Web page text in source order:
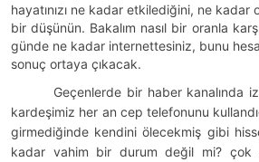
hayatınızı ne kadar etkilediğini, ne kadar
bir düşünün. Bakalım nasıl bir oranla
günde ne kadar internettesiniz, bunu
sonuç ortaya çıkacak.
Geçenlerde bir haber kanalında
kardeşimiz her an cep telefonunu
girmediğinde kendini ölecekmiş gibi
kadar vahim bir durum değil mi? çok